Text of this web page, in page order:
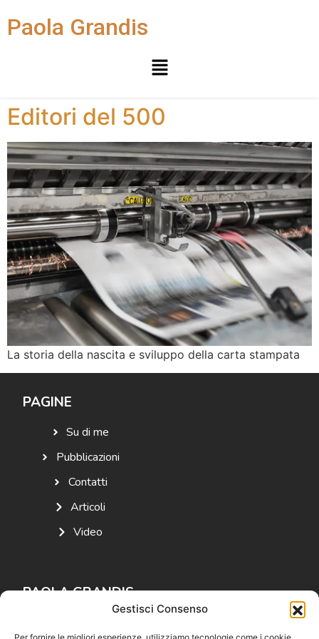
Gestisci Consenso
Paola Grandis
Editori del 500
La storia della nascita e sviluppo della carta stampata
PAGINE
Su di me
Pubblicazioni
Contatti
Articoli
Video
PAOLA GRANDIS